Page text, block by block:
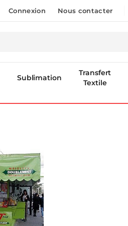
Connexion Nous contacter
Sublimation
Transfert
Textile